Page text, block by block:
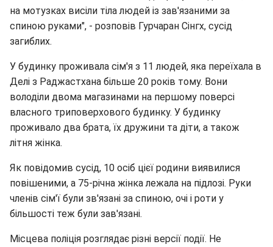
на мотузках висіли тіла людей із зав'язаними за
спиною руками", - розповів Гурчаран Сінгх, сусід
загиблих.
У будинку проживала сім'я з 11 людей, яка переїхала в
Делі з Раджастхана більше 20 років тому. Вони
володіли двома магазинами на першому поверсі
власного триповерхового будинку. У будинку
проживало два брата, їх дружини та діти, а також
літня жінка.
Як повідомив сусід, 10 осіб цієї родини виявилися
повішеними, а 75-річна жінка лежала на підлозі. Руки
членів сім'ї були зв'язані за спиною, очі і роти у
більшості теж були зав'язані.
Місцева поліція розглядає різні версії події. Не